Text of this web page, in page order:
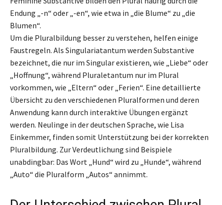
Endung „-n“ oder „-en“, wie etwa in „die Blume“ zu „die
Blumen“.
Um die Pluralbildung besser zu verstehen, helfen einige
Faustregeln. Als Singulariatantum werden Substantive
bezeichnet, die nur im Singular existieren, wie „Liebe“ oder
„Hoffnung“, während Pluraletantum nur im Plural
vorkommen, wie „Eltern“ oder „Ferien“. Eine detaillierte
Übersicht zu den verschiedenen Pluralformen und deren
Anwendung kann durch interaktive Übungen ergänzt
werden. Neulinge in der deutschen Sprache, wie Lisa
Einkemmer, finden somit Unterstützung bei der korrekten
Pluralbildung. Zur Verdeutlichung sind Beispiele
unabdingbar: Das Wort „Hund“ wird zu „Hunde“, während
„Auto“ die Pluralform „Autos“ annimmt.